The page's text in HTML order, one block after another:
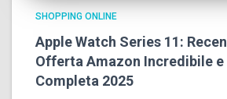
SHOPPING ONLINE
Apple Watch Series 11:
Offerta Amazon Incredibile e
Completa 2025